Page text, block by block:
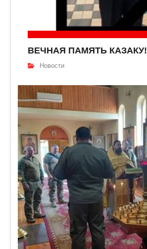
ВЕЧНАЯ ПАМЯТЬ КАЗАКУ!
Новости